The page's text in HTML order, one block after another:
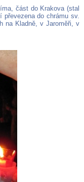
část do Krakova (stal
do chrámu sv.
na Kladně, v Jaroměři, v